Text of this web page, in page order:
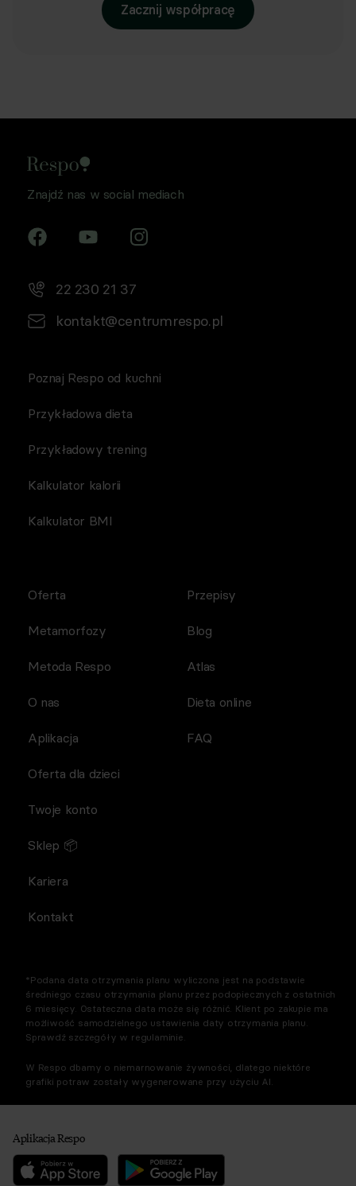
Zacznij współpracę
Znajdź nas w social mediach
22 230 21 37
kontakt@centrumrespo.pl
Poznaj Respo od kuchni
Przykładowa dieta
Przykładowy trening
Kalkulator kalorii
Kalkulator BMI
Oferta
Metamorfozy
Metoda Respo
O nas
Aplikacja
Przepisy
Blog
Atlas
Dieta online
FAQ
Oferta dla dzieci
Twoje konto
Sklep 📦
Kariera
Kontakt
*Podana data otrzymania planu wyliczona jest na podstawie
średniego czasu otrzymania planu przez podopiecznych z ostatnich
6 miesięcy. Ostateczna data może się różnić. Klient po zakupie ma
możliwość samodzielnego ustawienia daty otrzymania planu.
Sprawdź szczegóły w regulaminie.
W Respo dbamy o niemarnowanie żywności, dlatego niektóre
grafiki potraw zostały wygenerowane przy użyciu AI.
Aplikacja Respo